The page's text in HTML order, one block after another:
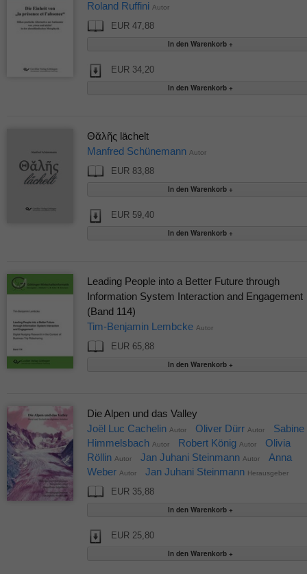
Roland Ruffini Autor
EUR 47,88
EUR 34,20
Θᾰλῆς lächelt
Manfred Schünemann Autor
EUR 83,88
EUR 59,40
Leading People into a Better Future through
Information System Interaction and Engagement
(Band 114)
Tim-Benjamin Lembcke Autor
EUR 65,88
Die Alpen und das Valley
Joël Luc Cachelin Autor Oliver Dürr Autor
Sabine
Himmelsbach Autor Robert König Autor
Olivia
Röllin Autor Jan Juhani Steinmann Autor
Anna
Weber Autor Jan Juhani Steinmann Herausgeber
EUR 35,88
EUR 25,80